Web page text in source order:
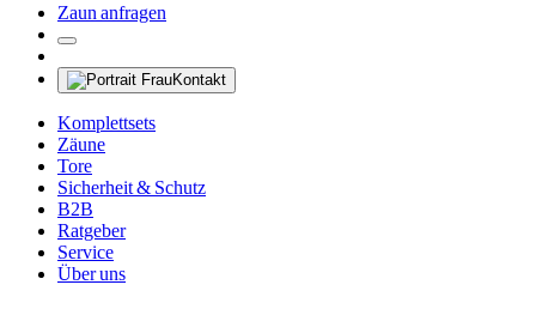
Zaun anfragen
Kontakt
Komplettsets
Zäune
Tore
Sicherheit & Schutz
B2B
Ratgeber
Service
Über uns